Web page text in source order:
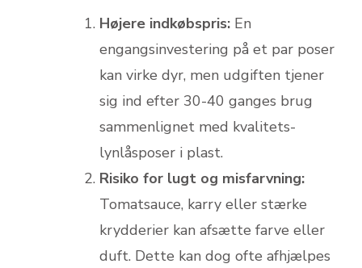
Højere indkøbspris: En
engangsinvestering på et par poser
kan virke dyr, men udgiften tjener
sig ind efter 30-40 ganges brug
sammenlignet med kvalitets-
lynlåsposer i plast.
Risiko for lugt og misfarvning:
Tomatsauce, karry eller stærke
krydderier kan afsætte farve eller
duft. Dette kan dog ofte afhjælpes